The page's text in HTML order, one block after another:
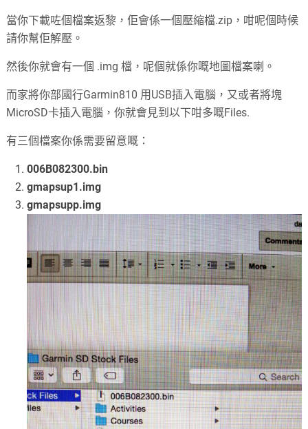
當你下載咗個檔案返黎，佢會係一個壓縮檔.zip，咁呢個時候
請你幫佢解壓。
然後你就會有一個 .img 檔，呢個就係你嘅地圖檔案喇。
而家將你部國行Garmin810 用USB插入電腦，又或者將塊
MicroSD卡插入電腦，你就會見到以下咁多嘅Files.
有三個檔案你係需要留意嘅：
006B082300.bin
gmapsup1.img
gmapsupp.img